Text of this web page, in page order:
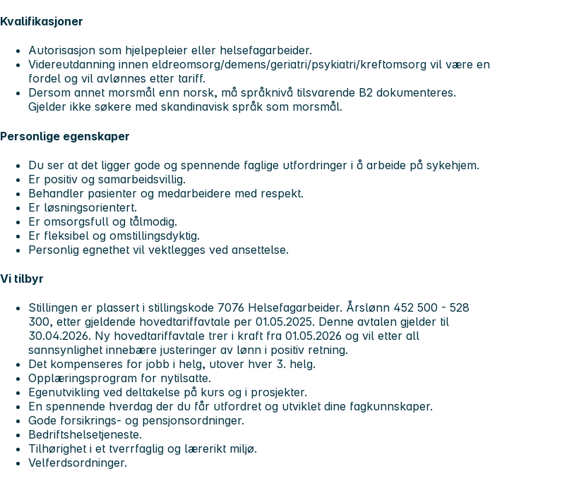
Kvalifikasjoner
Autorisasjon som hjelpepleier eller helsefagarbeider.
Videreutdanning innen eldreomsorg/demens/geriatri/psykiatri/kreftomsorg vil være en
fordel og vil avlønnes etter tariff.
Dersom annet morsmål enn norsk, må språknivå tilsvarende B2 dokumenteres.
Gjelder ikke søkere med skandinavisk språk som morsmål.
Personlige egenskaper
Du ser at det ligger gode og spennende faglige utfordringer i å arbeide på sykehjem.
Er positiv og samarbeidsvillig.
Behandler pasienter og medarbeidere med respekt.
Er løsningsorientert.
Er omsorgsfull og tålmodig.
Er fleksibel og omstillingsdyktig.
Personlig egnethet vil vektlegges ved ansettelse.
Vi tilbyr
Stillingen er plassert i stillingskode 7076 Helsefagarbeider. Årslønn 452 500 - 528
300, etter gjeldende hovedtariffavtale per 01.05.2025. Denne avtalen gjelder til
30.04.2026. Ny hovedtariffavtale trer i kraft fra 01.05.2026 og vil etter all
sannsynlighet innebære justeringer av lønn i positiv retning.
Det kompenseres for jobb i helg, utover hver 3. helg.
Opplæringsprogram for nytilsatte.
Egenutvikling ved deltakelse på kurs og i prosjekter.
En spennende hverdag der du får utfordret og utviklet dine fagkunnskaper.
Gode forsikrings- og pensjonsordninger.
Bedriftshelsetjeneste.
Tilhørighet i et tverrfaglig og lærerikt miljø.
Velferdsordninger.